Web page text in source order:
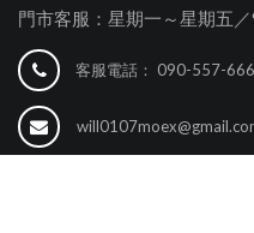
門市客服：星期一～星期五
客服電話： 090-557-